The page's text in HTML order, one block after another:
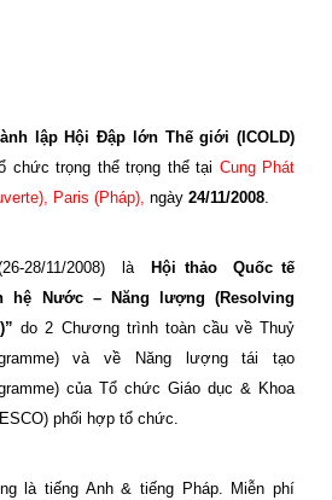
lập Hội Đập lớn Thế giới (ICOLD)
chức trọng thểtrọng thể tại Cung Phát
Paris (Pháp), ngày 24/11/2008.
28/11/2008) là Hội thảo
Quốc tế
hệ Nước – Năng lượng (Resolving
do 2 Chương trình toàn cầu về Thuỷ
và về Năng lượng tái tạo
của Tổ chức Giáo dục & Khoa
phối hợp tổ chức.
là tiếng Anh & tiếng Pháp. Miễn phí